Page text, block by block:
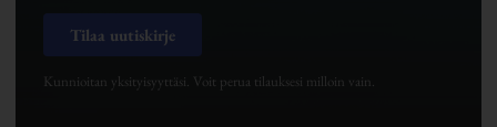
Tilaa uutiskirje
Kunnioitan yksityisyyttäsi. Voit perua tilauksesi milloin vain.